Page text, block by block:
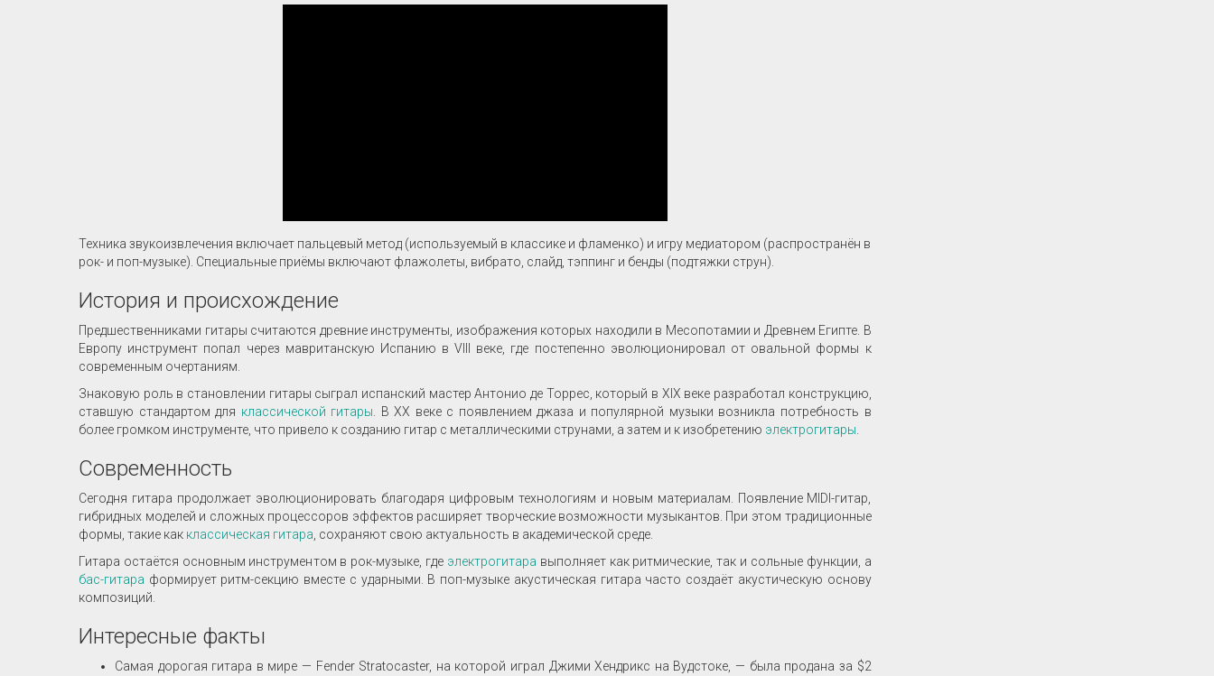
Техника звукоизвлечения включает пальцевый метод (используемый в классике и фламенко) и игру медиатором (распространён в
рок- и поп-музыке). Специальные приёмы включают флажолеты, вибрато, слайд, тэппинг и бенды (подтяжки струн).
История и происхождение
Предшественниками гитары считаются древние инструменты, изображения которых находили в Месопотамии и Древнем Египте. В
Европу инструмент попал через мавританскую Испанию в VIII веке, где постепенно эволюционировал от овальной формы к
современным очертаниям.
Знаковую роль в становлении гитары сыграл испанский мастер Антонио де Торрес, который в XIX веке разработал конструкцию,
ставшую стандартом для классической гитары . В XX веке с появлением джаза и популярной музыки возникла потребность в
более громком инструменте, что привело к созданию гитар с металлическими струнами, а затем и к изобретению электрогитары
Современность
Сегодня гитара продолжает эволюционировать благодаря цифровым технологиям и новым материалам. Появление MIDI-гитар,
гибридных моделей и сложных процессоров эффектов расширяет творческие возможности музыкантов. При этом традиционные
формы, такие как классическая гитара , сохраняют свою актуальность в академической среде.
Гитара остаётся основным инструментом в рок-музыке, где электрогитара выполняет как ритмические, так и сольные функции, а
бас-гитара формирует ритм-секцию вместе с ударными. В поп-музыке акустическая гитара часто создаёт акустическую основу
композиций.
Интересные факты
Самая дорогая гитара в мире — Fender Stratocaster, на которой играл Джими Хендрикс на Вудстоке, — была продана за $2